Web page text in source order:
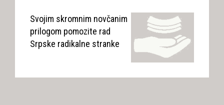
Svojim skromnim novčanim
prilogom pomozite rad
Srpske radikalne stranke